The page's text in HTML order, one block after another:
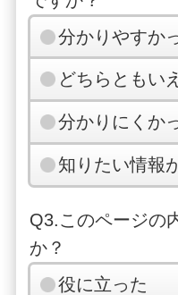
分かりやすか
どちらともい
分かりにくか
知りたい情報
Q3.このページの
か？
役に立った